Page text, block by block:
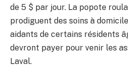
de 5 $ par jour. La popote
prodiguent des soins à
aidants de certains résidents
devront payer pour venir les
Laval.